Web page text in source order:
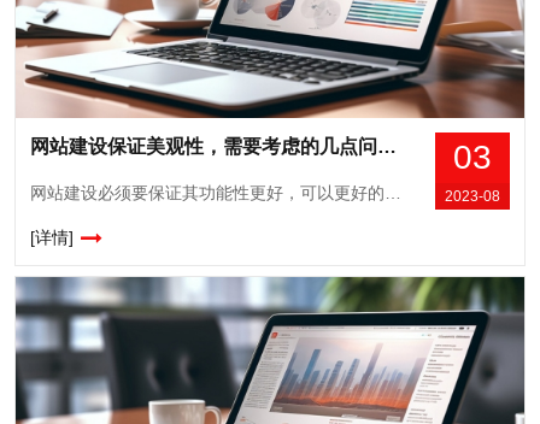
03
2023-08
网站建设保证美观性，需要考虑的几点问题！
[详情]